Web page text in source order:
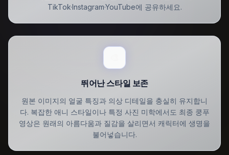
TikTok·Instagram·YouTube에 공유하세요.
뛰어난 스타일 보존
원본 이미지의 얼굴 특징과 의상 디테일을 충실히 유지합니
다. 복잡한 애니 스타일이나 특정 사진 미학에서도 최종 쿵푸
영상은 원래의 아름다움과 질감을 살리면서 캐릭터에 생명을
불어넣습니다.